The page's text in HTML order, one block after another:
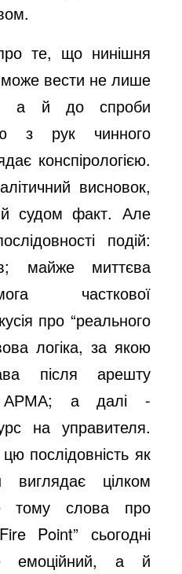
те, що нинішня
вести не лише
а й до спроби
з рук чинного
конспірологією.
висновок,
судом факт. Але
подій:
майже миттєва
часткової
про “реального
логіка, за якою
після арешту
АРМА; а далі -
на управителя.
послідовність як
виглядає цілком
тому слова про
Point” сьогодні
а й